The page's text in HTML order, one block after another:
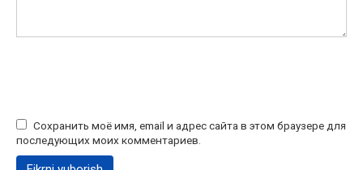
Сохранить моё имя, email и адрес сайта в этом браузере для
последующих моих комментариев.